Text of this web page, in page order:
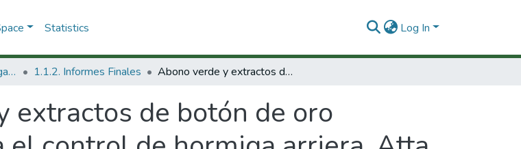
Statistics Log In
1.1 Productos de investigación 1.1.2. Informes Finales Abono verde y extractos de botón de oro (Tithonia diversifolia) para el control de hormiga arriera, Atta cephalotes (Hymenoptera: Myrmicinae).
extractos de botón de oro